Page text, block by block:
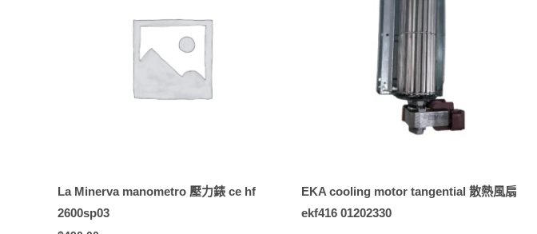
La Minerva manometro 壓力錶 ce hf
2600sp03
EKA cooling motor tangential 散熱風扇
ekf416 01202330